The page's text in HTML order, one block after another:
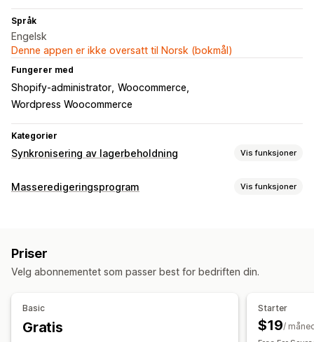
Språk
Engelsk
Denne appen er ikke oversatt til Norsk (bokmål)
Fungerer med
Shopify-administrator Woocommerce
Wordpress Woocommerce
Kategorier
Synkronisering av lagerbeholdning Vis funksjoner
Synkroniseringstype
Varsler og rapporter
Bestillingsoppdateringer
Feilrapporter
Dataimport og -eksport
Masseredigeringsprogram Vis funksjoner
SKU og strekkoder
Metafelter
Priser
Velg abonnementet som passer best for bedriften din.
Basic
Gratis
Starter
$19/